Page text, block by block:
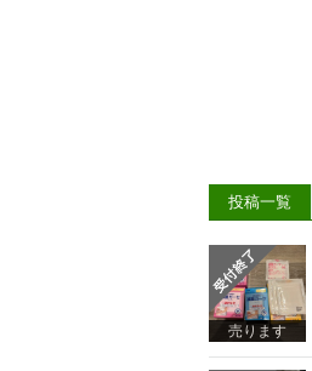
投稿一覧
売ります